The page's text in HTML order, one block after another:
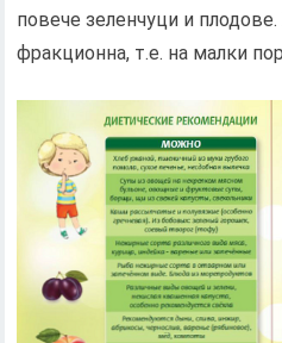
повече зеленчуци и
фракционна, т.е. на малки